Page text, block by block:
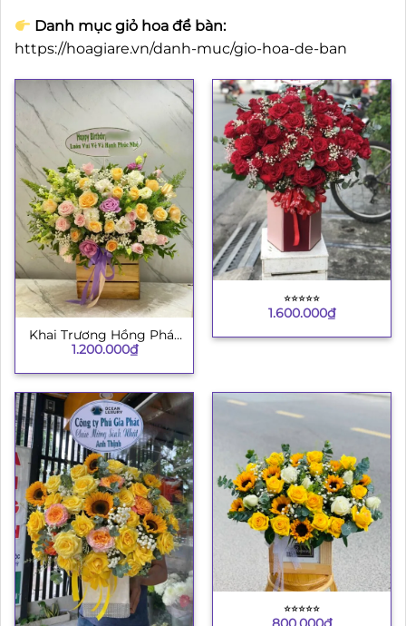
Danh mục giỏ hoa để bàn:
https://hoagiare.vn/danh-muc/gio-hoa-de-ban
Khai Trương Hồng Phát
4
1.200.000₫
⭐︎⭐︎⭐︎⭐︎⭐︎
1.600.000₫
⭐︎⭐︎⭐︎⭐︎⭐︎
800.000₫